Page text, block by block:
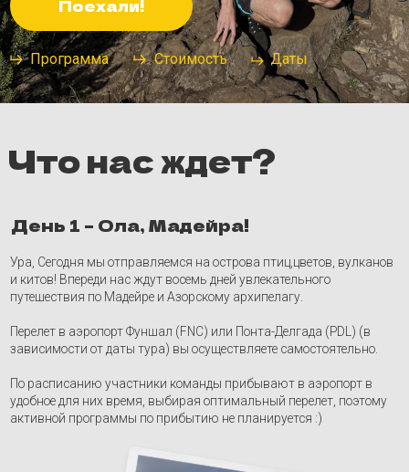
Что нас ждет?
Ура, Сегодня мы отправляемся на острова птиц,цветов, вулканов
и китов! Впереди нас ждут восемь дней увлекательного
путешествия по Мадейре и Азорскому архипелагу.
зависимости от даты тура) вы осуществляете самостоятельно.
По расписанию участники команды прибывают в аэропорт в
удобное для них время, выбирая оптимальный перелет, поэтому
активной программы по прибытию не планируется :)